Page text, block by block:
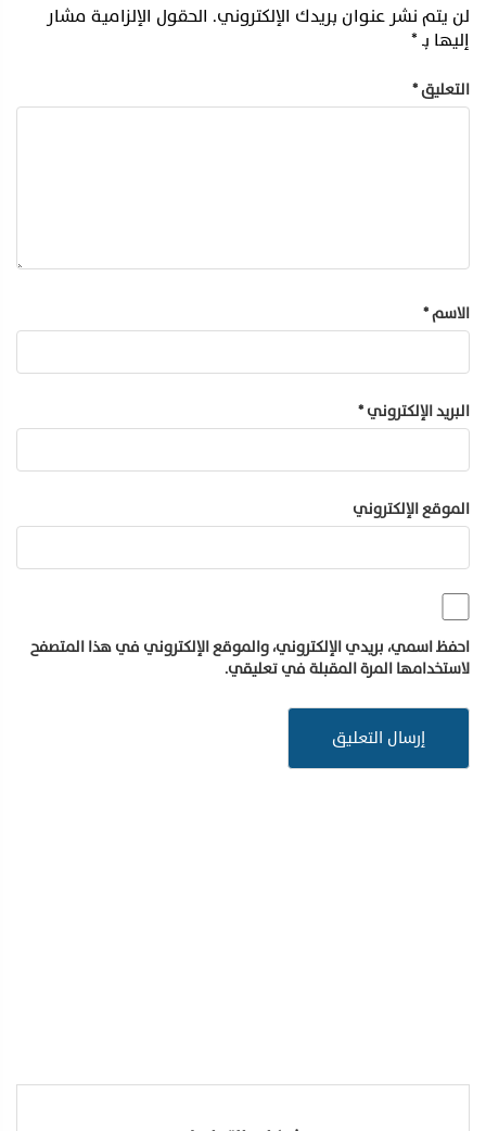
لن يتم نشر عنوان بريدك الإلكتروني. الحقول الإلزامية مشار
إليها بـ*
التعليق*
الاسم*
البريد الإلكتروني*
الموقع الإلكتروني
احفظ اسمي، بريدي الإلكتروني، والموقع الإلكتروني في هذا المتصفح
لاستخدامها المرة المقبلة في تعليقي.